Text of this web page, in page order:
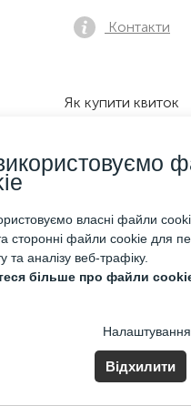
«KONTRAMARKA OÜ» Всі
Контакти
Як купити квиток
Ми приймаємо:
Tallinn, Kesklinna linnaosa,
власні файли
сторонні файли cookie для
та аналізу веб-трафіку.
більше про файли
Відхилити